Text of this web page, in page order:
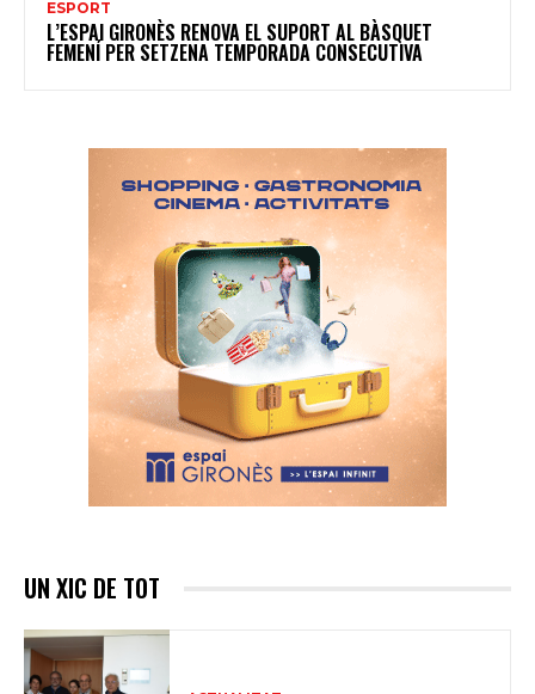
ESPORT
L’ESPAI GIRONÈS RENOVA EL SUPORT AL BÀSQUET
FEMENÍ PER SETZENA TEMPORADA CONSECUTIVA
UN XIC DE TOT